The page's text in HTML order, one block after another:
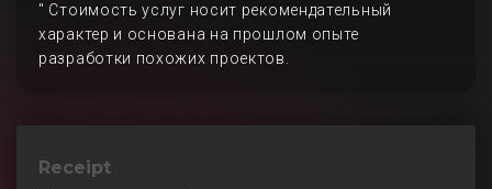
" Стоимость услуг носит рекомендательный
характер и основана на прошлом опыте
разработки похожих проектов.
Receipt